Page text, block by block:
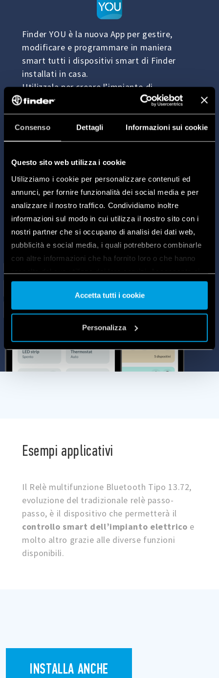
Consenso Dettagli Informazioni sui cookie
Questo sito web utilizza i cookie
Utilizziamo i cookie per personalizzare contenuti ed
annunci, per fornire funzionalità dei social media e per
analizzare il nostro traffico. Condividiamo inoltre
informazioni sul modo in cui utilizza il nostro sito con i
nostri partner che si occupano di analisi dei dati web,
pubblicità e social media, i quali potrebbero combinarle
con altre informazioni che ha fornito loro o che hanno
nostri cookie se continua ad utilizzare il nostro sito web.
Vai alla Cookie Policy completa
Accetta tutti i cookie
Personalizza
Finder YOU è la nuova App per gestire,
modificare e programmare in maniera
smart tutti i dispositivi smart di Finder
installati in casa.
Utilizzala per creare l’impianto di
illuminazione ideale per la tua abitazione,
per programmare il tuo termostato e per
gestire, in modo semplice e veloce, prese,
tende o tapparelle smart.
Esempi applicativi
Il Relè multifunzione Bluetooth Tipo 13.72,
evoluzione del tradizionale relè passo-
passo, è il dispositivo che permetterà il
controllo smart dell’impianto elettrico e
molto altro grazie alle diverse funzioni
disponibili.
INSTALLA ANCHE